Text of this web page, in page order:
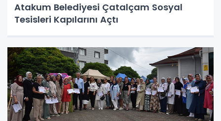
Atakum Belediyesi Çatalçam Sosyal
Tesisleri Kapılarını Açtı